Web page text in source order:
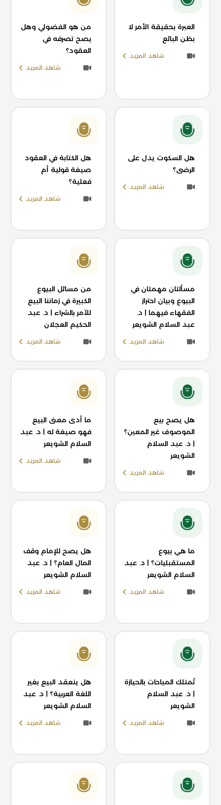
العبرة بحقيقة الأمر لا
بظن البائع
شاهد المزيد
من هو الفضولي وهل
يصح تصرفه في
العقود؟
شاهد المزيد
هل السكوت يدل على
الرضى؟
شاهد المزيد
هل الكتابة في العقود
صيغة قولية أم
فعلية؟
شاهد المزيد
مسألتان مهمتان في
البيوع وبيان احتراز
الفقهاء فيهما | د.
عبد السلام الشويعر
شاهد المزيد
من مسائل البيوع
الكبيرة في زماننا البيع
للآمر بالشراء | د. عبد
الحكيم العجلان
شاهد المزيد
هل يصح بيع
الموصوف غير المعين؟
| د. عبد السلام
الشويعر
شاهد المزيد
ما أدى معنى البيع
فهو صيغة له | د. عبد
السلام الشويعر
شاهد المزيد
ما هي بيوع
المستقبليات؟ | د. عبد
السلام الشويعر
شاهد المزيد
هل يصح للإمام وقف
المال العام؟ | د. عبد
السلام الشويعر
شاهد المزيد
تُمتلك المباحات بالحيازة
| د. عبد السلام
الشويعر
شاهد المزيد
هل ينعقد البيع بغير
اللغة العربية؟ | د. عبد
السلام الشويعر
شاهد المزيد